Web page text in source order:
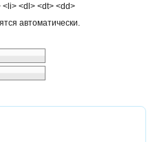
<dl> <dt> <dd>
автоматически.